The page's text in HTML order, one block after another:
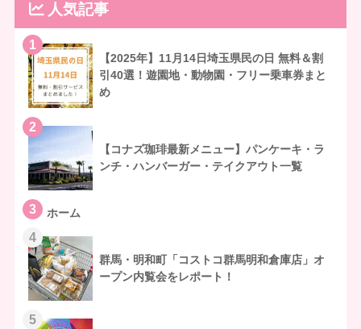
人気記事
1
【2025年】11月14日埼玉県民の日 無料＆割
引40選！遊園地・動物園・フリー乗車券まと
め
2
【コナズ珈琲最新メニュー】パンケーキ・ラ
ンチ・ハンバーガー・テイクアウト一覧
3 ホーム
4
群馬・明和町「コストコ群馬明和倉庫店」オ
ープン内覧会をレポート！
5